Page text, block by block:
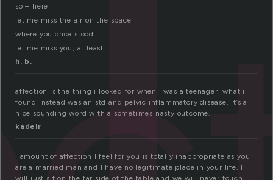
so – here
let me miss the air on the space
where you once stood.
let me miss you, at least.
h. b.
affection is the thing i looked for when i was a teenager. what i
found instead was an std and pelvic inflammatory disease. it’s a
nice sounding word with a sometimes nasty outcome.
kadelr
I amount of affection I feel for you is totally inappropriate as you
are a married man and I have no legitimate place in your life. I